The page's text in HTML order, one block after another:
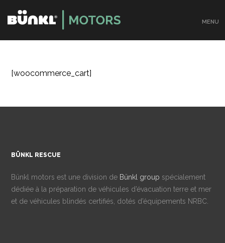
MENU
[woocommerce_cart]
BÜNKL RESCUE
Bünkl motors est une division de Bünkl group spécialement
dédiée à la préparation de véhicules d’évacuation terre et mer
et de véhicules blindés certifiés, dotés d’équipements NRBC.